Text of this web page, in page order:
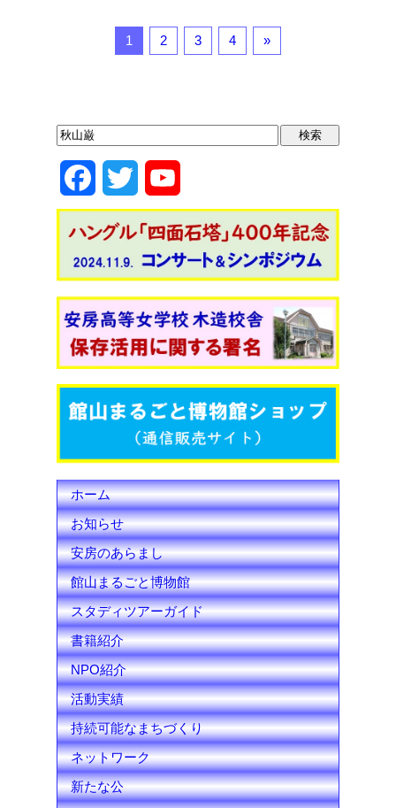
1 2 3 4 »
a
e
b
o
o
w
t
t
e
r
o
u
T
u
b
e
h
a
n
n
e
l
ホーム
お知らせ
安房のあらまし
館山まるごと博物館
スタディツアーガイド
書籍紹介
NPO紹介
活動実績
持続可能なまちづくり
ネットワーク
新たな公